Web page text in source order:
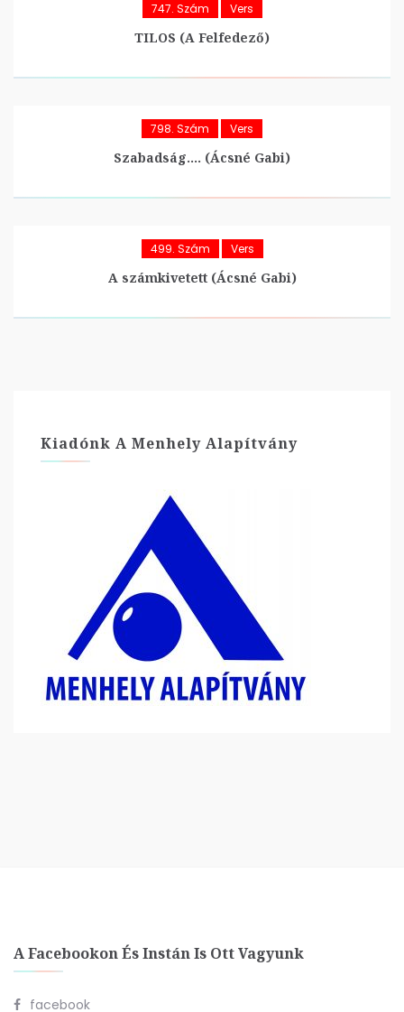
747. Szám Vers
TILOS (A Felfedező)
798. Szám Vers
Szabadság…. (Ácsné Gabi)
499. Szám Vers
A számkivetett (Ácsné Gabi)
Kiadónk A Menhely Alapítvány
A Facebookon És Instán Is Ott Vagyunk
facebook